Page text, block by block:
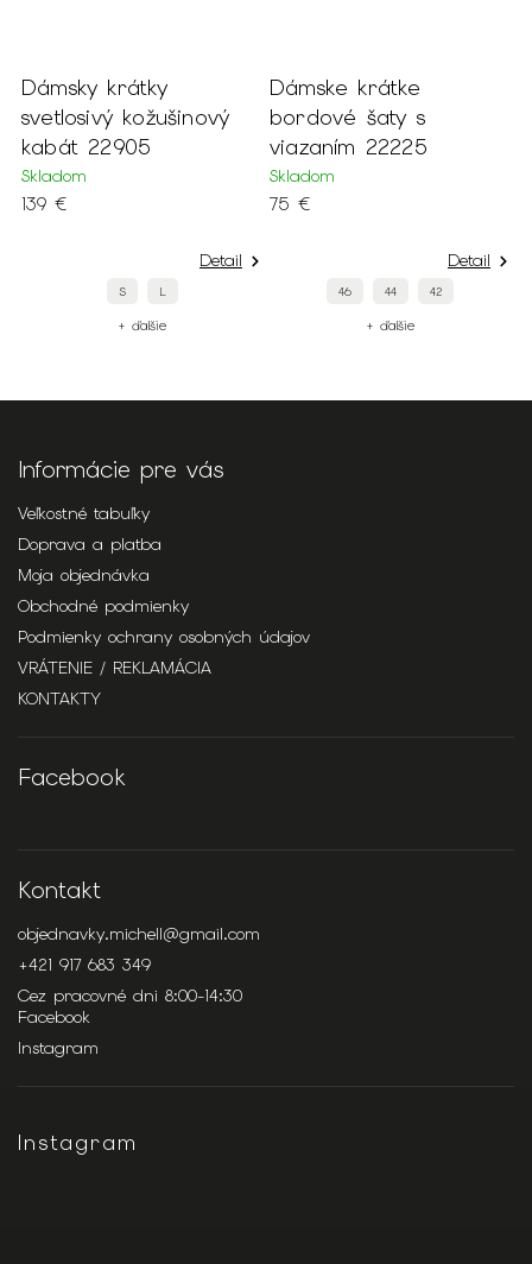
Dámsky krátky
svetlosivý kožušinový
kabát 22905
Skladom
139 €
Detail
S L
+ ďalšie
Dámske krátke
bordové šaty s
viazaním 22225
Skladom
75 €
Detail
46 44 42
+ ďalšie
Informácie pre vás
Veľkostné tabuľky
Doprava a platba
Moja objednávka
Obchodné podmienky
Podmienky ochrany osobných údajov
VRÁTENIE / REKLAMÁCIA
KONTAKTY
Facebook
Kontakt
objednavky.michell@gmail.com
+421 917 683 349
Cez pracovné dni 8:00-14:30
Facebook
Instagram
Instagram